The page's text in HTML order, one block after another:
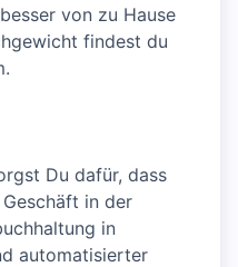
von zu Hause
findest du
Du dafür, dass
Geschäft in der
in
automatisierter